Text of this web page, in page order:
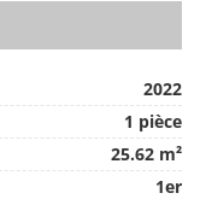
2022
1 pièce
25.62 m²
1er